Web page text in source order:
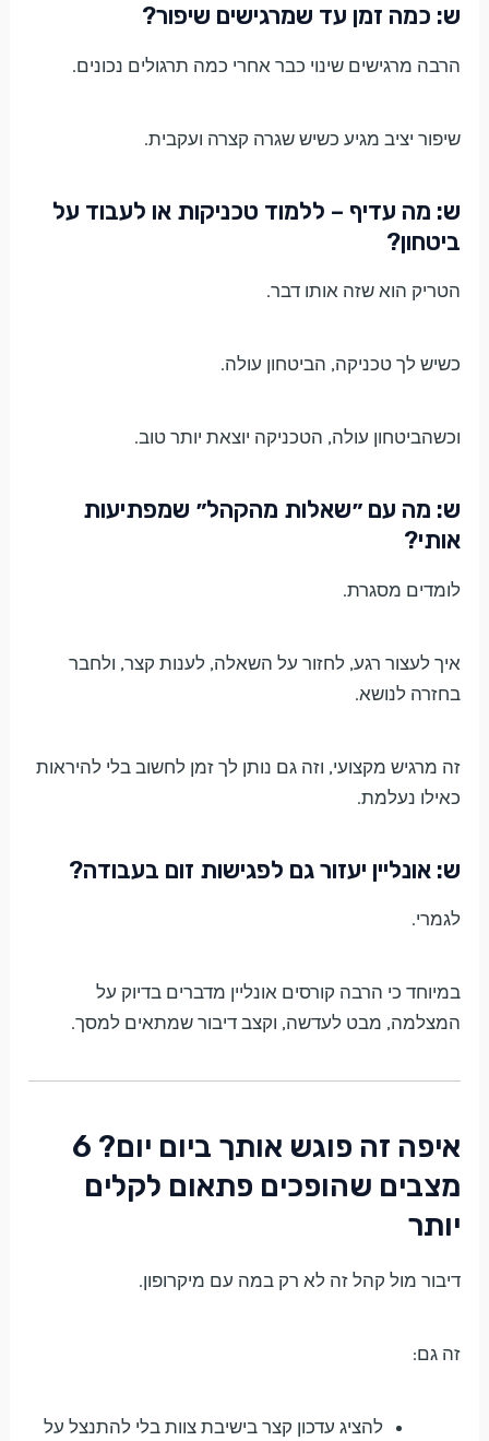
ש: כמה זמן עד שמרגישים שיפור?
הרבה מרגישים שינוי כבר אחרי כמה תרגולים נכונים.
שיפור יציב מגיע כשיש שגרה קצרה ועקבית.
ש: מה עדיף – ללמוד טכניקות או לעבוד על
ביטחון?
הטריק הוא שזה אותו דבר.
כשיש לך טכניקה, הביטחון עולה.
וכשהביטחון עולה, הטכניקה יוצאת יותר טוב.
ש: מה עם ״שאלות מהקהל״ שמפתיעות
אותי?
לומדים מסגרת.
איך לעצור רגע, לחזור על השאלה, לענות קצר, ולחבר
בחזרה לנושא.
זה מרגיש מקצועי, וזה גם נותן לך זמן לחשוב בלי להיראות
כאילו נעלמת.
ש: אונליין יעזור גם לפגישות זום בעבודה?
לגמרי.
במיוחד כי הרבה קורסים אונליין מדברים בדיוק על
המצלמה, מבט לעדשה, וקצב דיבור שמתאים למסך.
איפה זה פוגש אותך ביום יום? 6
מצבים שהופכים פתאום לקלים
יותר
דיבור מול קהל זה לא רק במה עם מיקרופון.
זה גם:
להציג עדכון קצר בישיבת צוות בלי להתנצל על